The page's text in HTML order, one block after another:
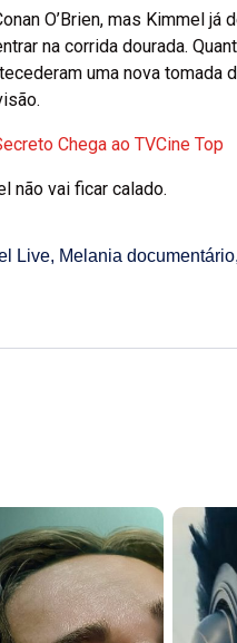
O’Brien, mas Kimmel já
na corrida dourada.
uma nova tomada
Chega ao TVCine Top
não vai ficar calado.
Live, Melania documentário,